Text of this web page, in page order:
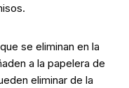
se eliminan en la
a la papelera de
eliminar de la